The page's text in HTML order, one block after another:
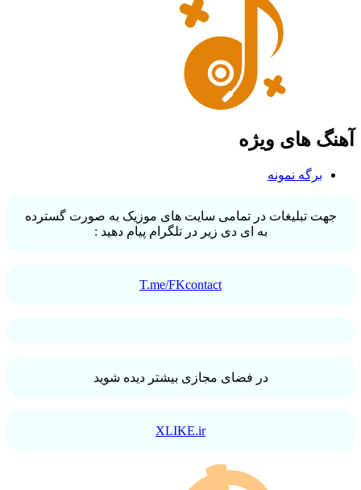
آهنگ های ویژه
برگه نمونه
جهت تبلیغات در تمامی سایت های موزیک به صورت گسترده
به ای دی زیر در تلگرام پیام دهید :
T.me/FKcontact
در فضای مجازی بیشتر دیده شوید
XLIKE.ir